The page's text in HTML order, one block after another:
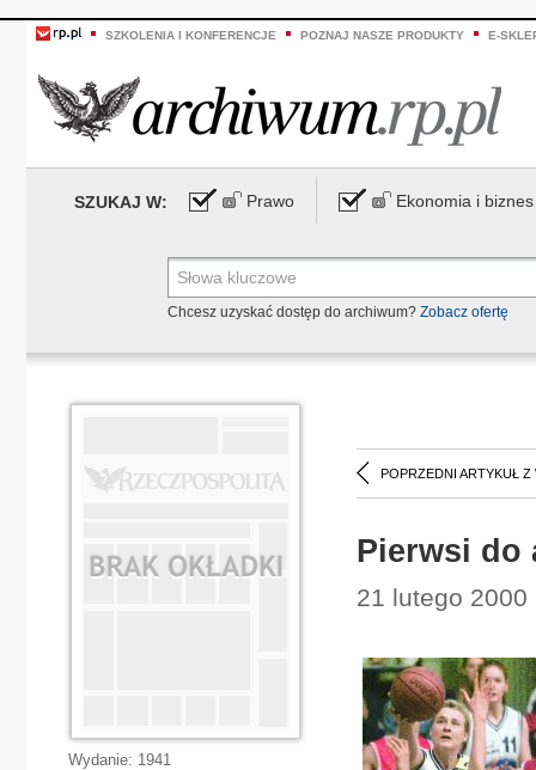
SZKOLENIA I KONFERENCJE POZNAJ NASZE PRODUKTY E-
SZUKAJ W: Prawo Ekonomia i biznes
Chcesz uzyskać dostęp do archiwum? Zobacz ofertę
POPRZEDNI ARTYKUŁ Z
Pierwsi do
21 lutego 2000
Wydanie: 1941